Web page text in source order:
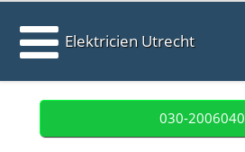
Elektricien Utrecht
030-2006040